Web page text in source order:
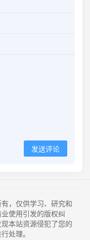
发送评论
，仅供学习、研究和
使用引发的版权纠
本站资源侵犯了您的
处理。